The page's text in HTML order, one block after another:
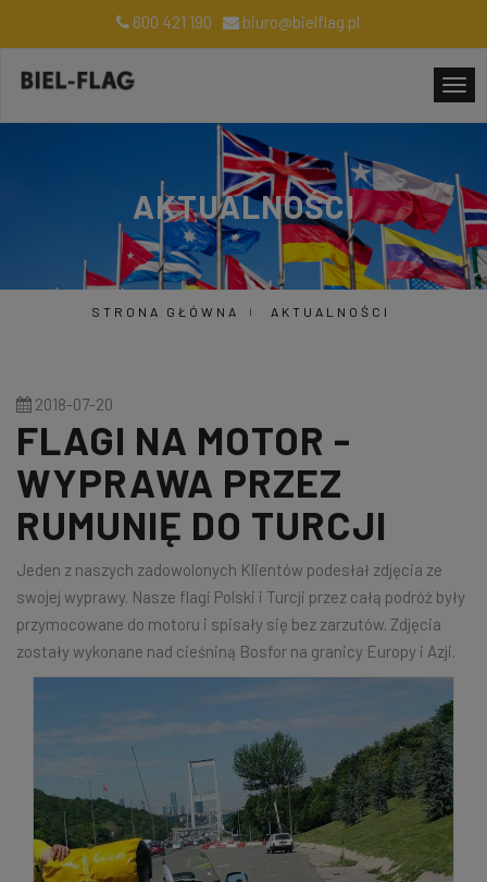
600 421 190 biuro@bielflag.pl
AKTUALNOŚCI
STRONA GŁÓWNA AKTUALNOŚCI
2018-07-20
FLAGI NA MOTOR -
WYPRAWA PRZEZ
RUMUNIĘ DO TURCJI
Jeden z naszych zadowolonych Klientów podesłał zdjęcia ze
swojej wyprawy. Nasze flagi Polski i Turcji przez całą podróż były
przymocowane do motoru i spisały się bez zarzutów. Zdjęcia
zostały wykonane nad cieśniną Bosfor na granicy Europy i Azji.